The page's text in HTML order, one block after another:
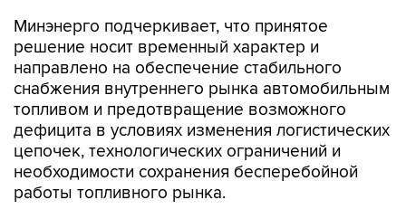
Минэнерго подчеркивает, что принятое
решение носит временный характер и
направлено на обеспечение стабильного
снабжения внутреннего рынка автомобильным
топливом и предотвращение возможного
дефицита в условиях изменения логистических
цепочек, технологических ограничений и
необходимости сохранения бесперебойной
работы топливного рынка.